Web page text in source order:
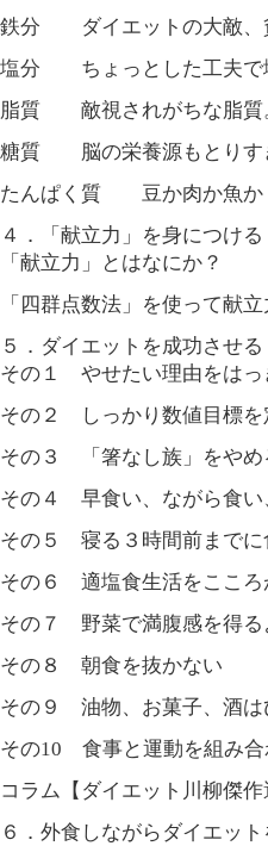
鉄分 ダイエットの大敵、
塩分 ちょっとした工夫で
脂質 敵視されがちな脂質
糖質 脳の栄養源もとりす
たんぱく質 豆か肉か魚か
４．「献立力」を身につける
「献立力」とはなにか？
「四群点数法」を使って献
５．ダイエットを成功させ
その１ やせたい理由をはっ
その２ しっかり数値目標を
その３ 「箸なし族」をやめ
その４ 早食い、ながら食い
その５ 寝る３時間前までに
その６ 適塩食生活をこころ
その７ 野菜で満腹感を得る
その８ 朝食を抜かない
その９ 油物、お菓子、酒は
その10 食事と運動を組み合
コラム【ダイエット川柳傑
６．外食しながらダイエッ